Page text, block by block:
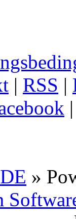
| RSS |
»